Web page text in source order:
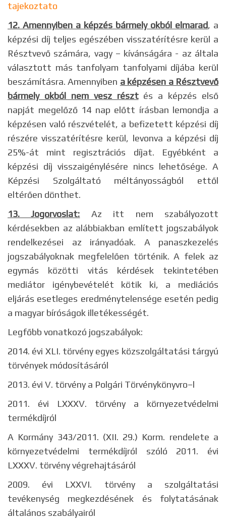
tajekoztato
12. Amennyiben a képzés bármely okból elmarad, a
képzési díj teljes egészében visszatérítésre kerül a
Résztvevő számára, vagy – kívánságára - az általa
választott más tanfolyam tanfolyami díjába kerül
beszámításra. Amennyiben a képzésen a Résztvevő
bármely okból nem vesz résztés a képzés első
napját megelőző 14 nap előtt írásban lemondja a
képzésen való részvételét, a befizetett képzési díj
részére visszatérítésre kerül, levonva a képzési díj
25%-át mint regisztrációs díjat. Egyébként a
képzési díj visszaigénylésére nincs lehetősége. A
Képzési Szolgáltató méltányosságból ettől
eltérően dönthet.
13. Jogorvoslat: Az itt nem szabályozott
kérdésekben az alábbiakban említett jogszabályok
rendelkezései az irányadóak. A panaszkezelés
jogszabályoknak megfelelően történik. A felek az
egymás közötti vitás kérdések tekintetében
mediátor igénybevételét kötik ki, a mediációs
eljárás esetleges eredménytelensége esetén pedig
a magyar bíróságok illetékességét.
Legfőbb vonatkozó jogszabályok:
2014. évi XLI. törvény egyes közszolgáltatási tárgyú
törvények módosításáról
2013. évi V. törvény a Polgári Törvénykönyvro–l
2011. évi LXXXV. törvény a környezetvédelmi
termékdíjról
A Kormány 343/2011. (XII. 29.) Korm. rendelete a
környezetvédelmi termékdíjról szóló 2011. évi
LXXXV. törvény végrehajtásáról
2009. évi LXXVI. törvény a szolgáltatási
tevékenység megkezdésének és folytatásának
általános szabályairól